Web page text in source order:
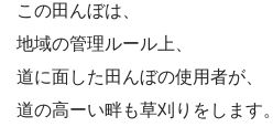
この田んぼは、
地域の管理ルール上、
道に面した田んぼの使用者が、
道の高ーい畔も草刈りをします。